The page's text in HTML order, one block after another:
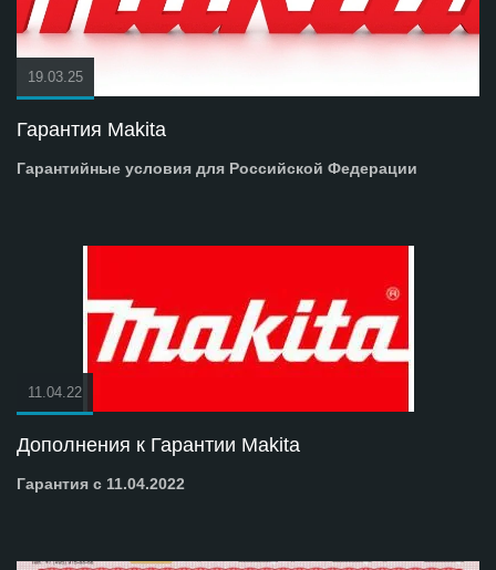
19.03.25
Гарантия Makita
Гарантийные условия для Российской Федерации
11.04.22
Дополнения к Гарантии Makita
Гарантия с 11.04.2022